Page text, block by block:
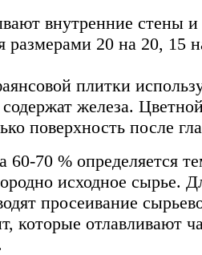
внутренние стены
размерами 20 на 20, 15
плитки
железа.
поверхность после
60-70 % определяется
исходное сырье.
просеивание
которые отлавливают